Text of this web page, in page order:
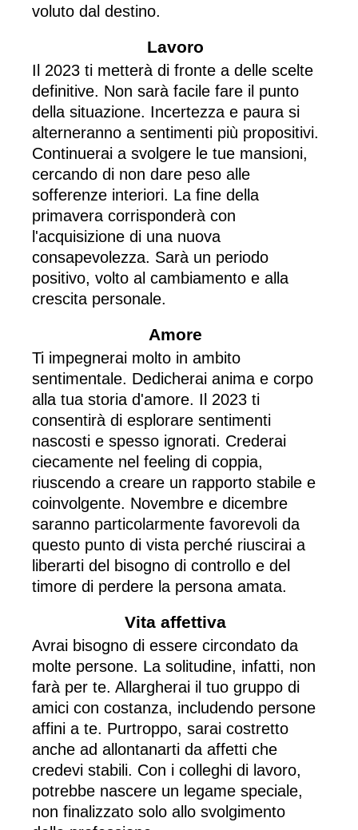
voluto dal destino.
Lavoro
Il 2023 ti metterà di fronte a delle scelte
definitive. Non sarà facile fare il punto
della situazione. Incertezza e paura si
alterneranno a sentimenti più propositivi.
Continuerai a svolgere le tue mansioni,
cercando di non dare peso alle
sofferenze interiori. La fine della
primavera corrisponderà con
l'acquisizione di una nuova
consapevolezza. Sarà un periodo
positivo, volto al cambiamento e alla
crescita personale.
Amore
Ti impegnerai molto in ambito
sentimentale. Dedicherai anima e corpo
alla tua storia d'amore. Il 2023 ti
consentirà di esplorare sentimenti
nascosti e spesso ignorati. Crederai
ciecamente nel feeling di coppia,
riuscendo a creare un rapporto stabile e
coinvolgente. Novembre e dicembre
saranno particolarmente favorevoli da
questo punto di vista perché riuscirai a
liberarti del bisogno di controllo e del
timore di perdere la persona amata.
Vita affettiva
Avrai bisogno di essere circondato da
molte persone. La solitudine, infatti, non
farà per te. Allargherai il tuo gruppo di
amici con costanza, includendo persone
affini a te. Purtroppo, sarai costretto
anche ad allontanarti da affetti che
credevi stabili. Con i colleghi di lavoro,
potrebbe nascere un legame speciale,
non finalizzato solo allo svolgimento